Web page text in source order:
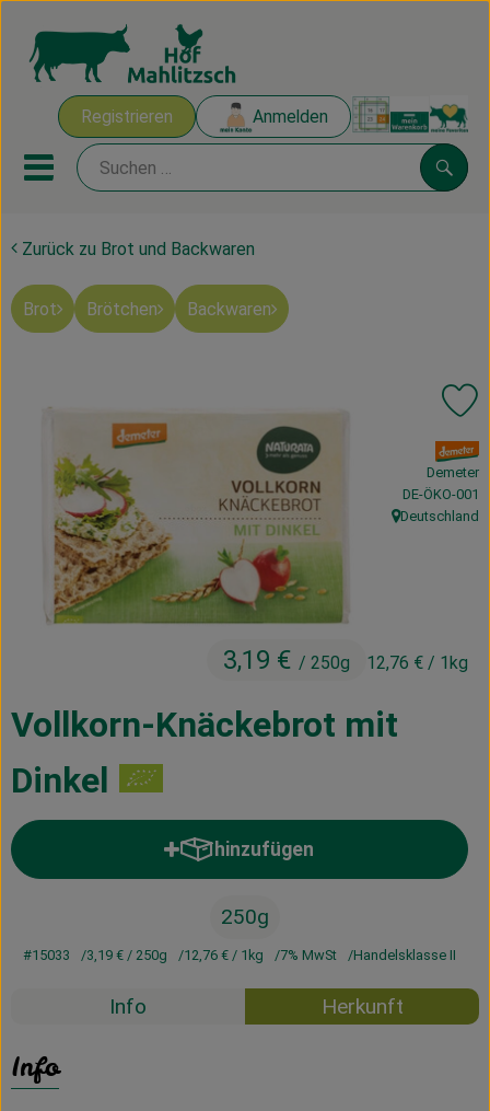
Registrieren Anmelden
Mobiles Menu öffnen oder
Ökokisten
Mahlitzscher Produkte
Ökokisten
Obst & Gemüse
Kühltheke
Vorratskammer
Getränke
Über uns
Lieferservice
Blog
Zurück zu Brot und Backwaren
Brot Brötchen Backwaren
Vollkorn-Knäckebrot mit
Dinkel
3,19 € / 250g 12,76 € / 1kg
, Verband:
Demeter
,DE-ÖKO-001
, Herkunft:
Deutschland
hinzufügen
Produkt zum Warenkorb
250g
#15033 3,19 € / 250g 12,76 € / 1kg 7% MwSt Handelsklasse II
Info Herkunft
Info